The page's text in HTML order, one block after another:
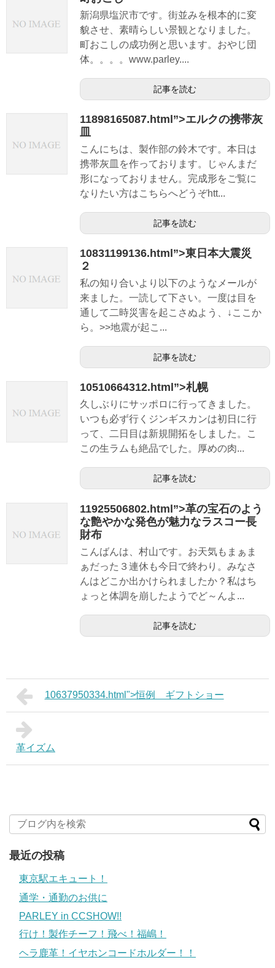
新潟県塩沢市です。街並みを根本的に変
貌させ、素晴らしい景観となりました。
町おこしの成功例と思います。おやじ団
体。。。。www.parley....
記事を読む
11898165087.html”>エルクの携帯灰
皿
こんにちは、製作部の鈴木です。本日は
携帯灰皿を作っております。じゃんまだ
形になっておりません。完成形をご覧に
なりたい方はこちらへどうぞhtt...
記事を読む
10831199136.html”>東日本大震災
２
私の知り合いより以下のようなメールが
来ました。一読して下さい。一度は目を
通して二時災害を起こさぬよう、↓ここか
ら。>>地震が起こ...
記事を読む
10510664312.html”>札幌
久しぶりにサッポロに行ってきました。
いつも必ず行くジンギスカンは初日に行
って、二日目は新規開拓をしました。こ
この生ラムも絶品でした。厚めの肉...
記事を読む
11925506802.html”>革の宝石のよう
な艶やかな発色が魅力なラスコー長
財布
こんばんは、村山です。お天気もまぁま
ぁだった３連休も今日で終わり。みなさ
んはどこか出かけられましたか？私はち
ょっと体調を崩したようでど～んよ...
記事を読む
10637950334.html">恒例 ギフトショー
革イズム
最近の投稿
東京駅エキュート！
通学・通勤のお供に
PARLEY in CCSHOW!!
行け！製作チーフ！飛べ！福嶋！
ヘラ鹿革！イヤホンコードホルダー！！